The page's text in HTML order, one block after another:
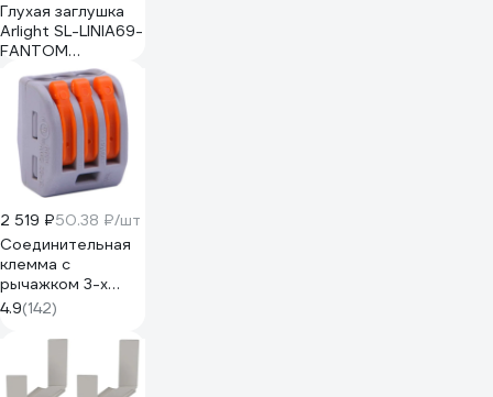
Глухая заглушка
Arlight SL-LINIA69-
FANTOM
SEAMLESS BLACK
0 34874
2 519 ₽50.38 ₽/шт
Соединительная
клемма с
рычажком 3-х
проводная WAGO,
0,08-2,5мм, 400В,
32А, без пасты, 50
ЦБ-00015780
4.9(142)